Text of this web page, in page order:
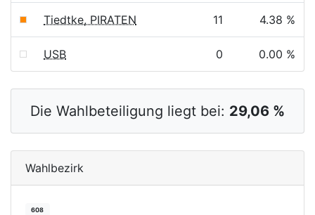
Tiedtke, PIRATEN 11 4.38 %
USB 0 0.00 %
Die Wahlbeteiligung liegt bei: 29,06 %
Wahlbezirk
608